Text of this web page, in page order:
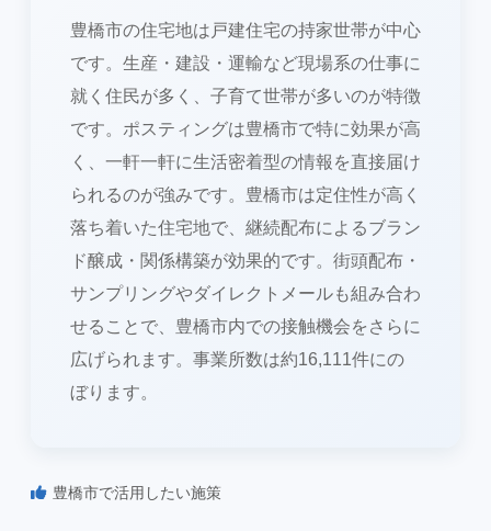
豊橋市の住宅地は戸建住宅の持家世帯が中心
です。生産・建設・運輸など現場系の仕事に
就く住民が多く、子育て世帯が多いのが特徴
です。ポスティングは豊橋市で特に効果が高
く、一軒一軒に生活密着型の情報を直接届け
られるのが強みです。豊橋市は定住性が高く
落ち着いた住宅地で、継続配布によるブラン
ド醸成・関係構築が効果的です。街頭配布・
サンプリングやダイレクトメールも組み合わ
せることで、豊橋市内での接触機会をさらに
広げられます。事業所数は約16,111件にの
ぼります。
豊橋市で活用したい施策